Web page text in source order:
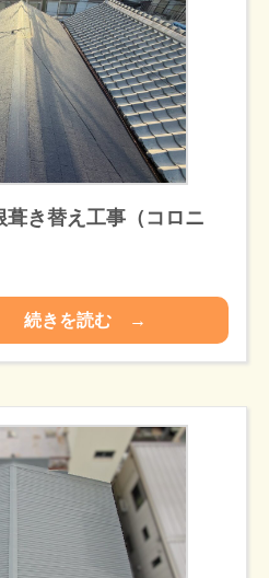
き替え工事（コロニ
続きを読む →